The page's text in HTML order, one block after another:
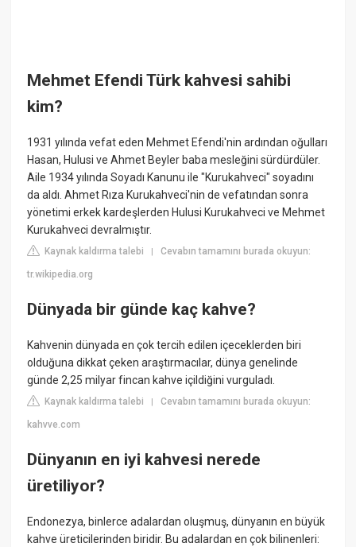
Mehmet Efendi Türk kahvesi sahibi
kim?
1931 yılında vefat eden Mehmet Efendi'nin ardından oğulları
Hasan, Hulusi ve Ahmet Beyler baba mesleğini sürdürdüler.
Aile 1934 yılında Soyadı Kanunu ile "Kurukahveci" soyadını
da aldı. Ahmet Rıza Kurukahveci'nin de vefatından sonra
yönetimi erkek kardeşlerden Hulusi Kurukahveci ve Mehmet
Kurukahveci devralmıştır.
Kaynak kaldırma talebi |Cevabın tamamını burada okuyun:
tr.wikipedia.org
Dünyada bir günde kaç kahve?
Kahvenin dünyada en çok tercih edilen içeceklerden biri
olduğuna dikkat çeken araştırmacılar, dünya genelinde
günde 2,25 milyar fincan kahve içildiğini vurguladı.
Kaynak kaldırma talebi |Cevabın tamamını burada okuyun:
kahvve.com
Dünyanın en iyi kahvesi nerede
üretiliyor?
Endonezya, binlerce adalardan oluşmuş, dünyanın en büyük
kahve üreticilerinden biridir. Bu adalardan en çok bilinenleri: